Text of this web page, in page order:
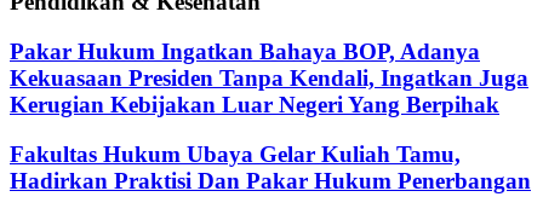
Pakar Hukum Ingatkan Bahaya BOP, Adanya
Kekuasaan Presiden Tanpa Kendali, Ingatkan Juga
Kerugian Kebijakan Luar Negeri Yang Berpihak
Fakultas Hukum Ubaya Gelar Kuliah Tamu,
Hadirkan Praktisi Dan Pakar Hukum Penerbangan